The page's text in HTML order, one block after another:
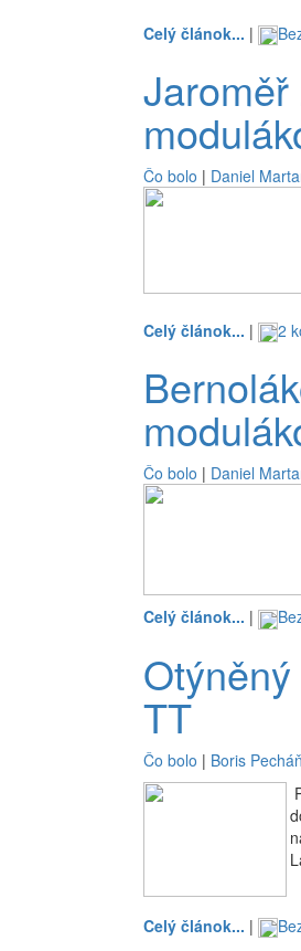
Celý článok... |
Čo bolo | Daniel
Celý článok... | 2
Čo bolo | Daniel
Celý článok... |
TT
Čo bolo | Boris Pecháň
Celý článok... |